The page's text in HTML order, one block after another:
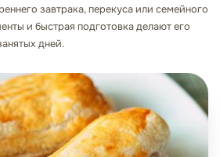
завтрака, перекуса или семейного
и быстрая подготовка делают его
дней.